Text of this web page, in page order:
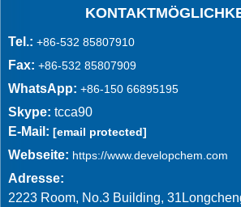
Tel.: +86-532 85807910
Fax: +86-532 85807909
WhatsApp: +86-150 66895195
Skype: tcca90
E-Mail: [email protected]
Webseite: https://www.developchem.com
Adresse:
2223 Room, No.3 Building,